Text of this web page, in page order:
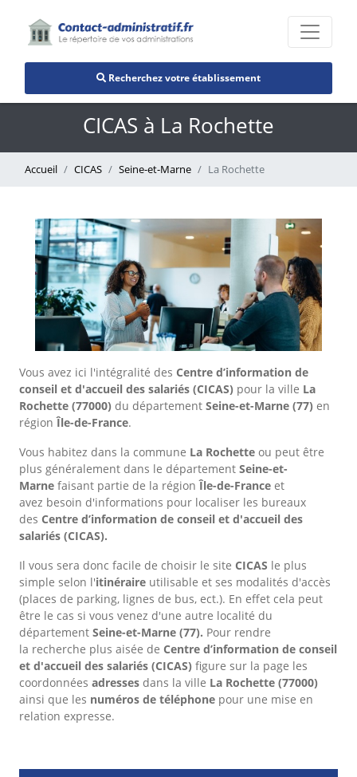
Recherchez votre établissement
CICAS à La Rochette
Accueil CICAS Seine-et-Marne La Rochette
Vous avez ici l'intégralité des Centre d’information de
conseil et d'accueil des salariés (CICAS) pour la ville La
Rochette (77000) du département Seine-et-Marne (77) en
région Île-de-France.
Vous habitez dans la commune La Rochette ou peut être
plus généralement dans le département Seine-et-
Marne faisant partie de la régionÎle-de-France et
avez besoin d'informations pour localiser les bureaux
des Centre d’information de conseil et d'accueil des
salariés (CICAS).
Il vous sera donc facile de choisir le site CICAS le plus
simple selon l'itinéraire utilisable et ses modalités d'accès
(places de parking, lignes de bus, ect.). En effet cela peut
être le cas si vous venez d'une autre localité du
département Seine-et-Marne (77). Pour rendre
la recherche plus aisée de Centre d’information de conseil
et d'accueil des salariés (CICAS) figure sur la page les
coordonnées adresses dans la ville La Rochette (77000)
ainsi que les numéros de téléphone pour une mise en
relation expresse.